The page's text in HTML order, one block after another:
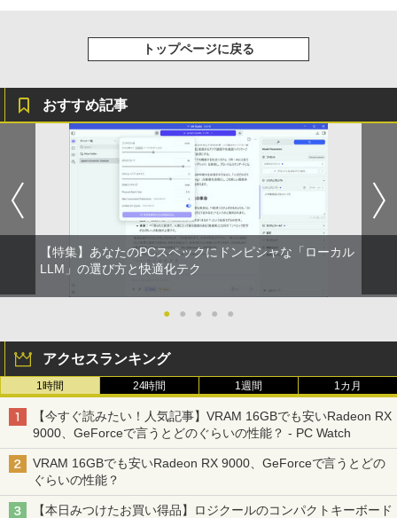
トップページに戻る
おすすめ記事
【特集】あなたのPCスペックにドンピシャな「ローカル
LLM」の選び方と快適化テク
● ● ● ● ●
アクセスランキング
1時間 24時間 1週間 1カ月
【今すぐ読みたい！人気記事】VRAM 16GBでも安いRadeon RX
9000、GeForceで言うとどのぐらいの性能？ - PC Watch
VRAM 16GBでも安いRadeon RX 9000、GeForceで言うとどの
ぐらいの性能？
【本日みつけたお買い得品】ロジクールのコンパクトキーボード